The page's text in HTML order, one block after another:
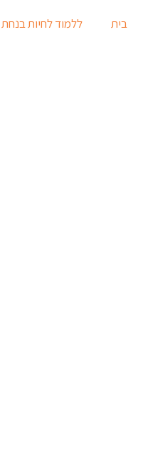
בית ללמוד לחיות בנחת